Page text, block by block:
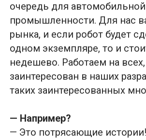
очередь для автомобильной
промышленности. Для нас
рынка, и если робот будет
одном экземпляре, то и
недешево. Работаем на
заинтересован в наших
таких заинтересованных
— Например?
— Это потрясающие